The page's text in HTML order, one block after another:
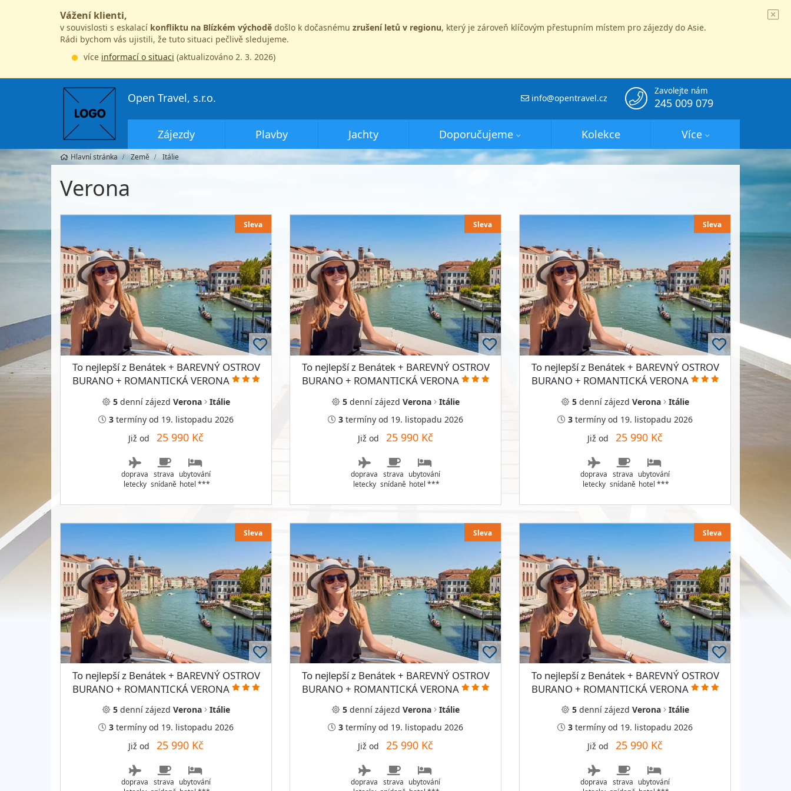
Vážení klienti,
v souvislosti s eskalací konfliktu na Blízkém východě došlo k dočasnému zrušení letů v regionu, který je zároveň klíčovým přestupním místem pro zájezdy do Asie.
Rádi bychom vás ujistili, že tuto situaci pečlivě sledujeme.
více informací o situaci (aktualizováno 2. 3. 2026)
Zavolejte nám
245 009 079
info@opentravel.cz
Open Travel, s.r.o.
Zájezdy Plavby Jachty Doporučujeme Kolekce Více
Hlavní stránka Země Itálie
Verona
Sleva
To nejlepší z Benátek + BAREVNÝ OSTROV
BURANO + ROMANTICKÁ VERONA
5dennízájezd Verona
Itálie
3 termíny od 19. listopadu 2026
Již od 25 990 Kč
doprava
letecky
strava
snídaně
ubytování
hotel ***
Sleva
To nejlepší z Benátek + BAREVNÝ OSTROV
BURANO + ROMANTICKÁ VERONA
5dennízájezd Verona
Itálie
3 termíny od 19. listopadu 2026
Již od 25 990 Kč
doprava
letecky
strava
snídaně
ubytování
hotel ***
Sleva
To nejlepší z Benátek + BAREVNÝ OSTROV
BURANO + ROMANTICKÁ VERONA
5dennízájezd Verona
Itálie
3 termíny od 19. listopadu 2026
Již od 25 990 Kč
doprava
letecky
strava
snídaně
ubytování
hotel ***
Sleva
To nejlepší z Benátek + BAREVNÝ OSTROV
BURANO + ROMANTICKÁ VERONA
5dennízájezd Verona
Itálie
3 termíny od 19. listopadu 2026
Již od 25 990 Kč
doprava
strava
ubytování
Sleva
To nejlepší z Benátek + BAREVNÝ OSTROV
BURANO + ROMANTICKÁ VERONA
5dennízájezd Verona
Itálie
3 termíny od 19. listopadu 2026
Již od 25 990 Kč
doprava
strava
ubytování
Sleva
To nejlepší z Benátek + BAREVNÝ OSTROV
BURANO + ROMANTICKÁ VERONA
5dennízájezd Verona
Itálie
3 termíny od 19. listopadu 2026
Již od 25 990 Kč
doprava
strava
ubytování